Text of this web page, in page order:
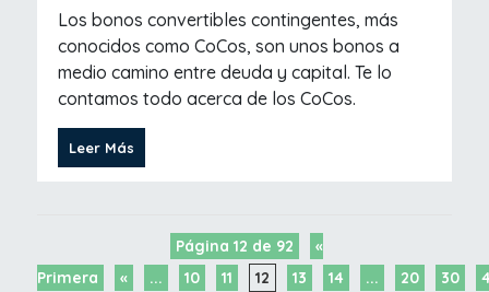
Los bonos convertibles contingentes, más
conocidos como CoCos, son unos bonos a
medio camino entre deuda y capital. Te lo
contamos todo acerca de los CoCos.
Leer Más
Página 12 de 92
«
Primera
« ... 10 11 12 13 14 ... 20 30